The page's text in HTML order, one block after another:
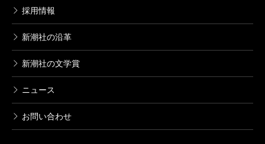
採用情報
新潮社の沿革
新潮社の文学賞
ニュース
お問い合わせ